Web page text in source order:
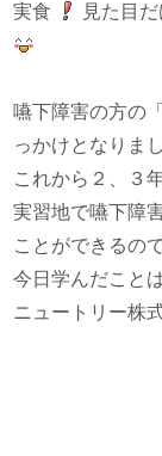
実食 見た目
嚥下障害の方の
っかけとなりま
これから２、３
実習地で嚥下障
ことができるの
今日学んだこと
ニュートリー株